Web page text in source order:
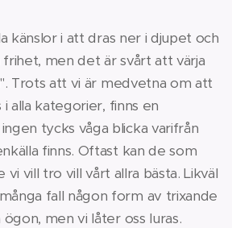
känslor i att dras ner i djupet och
frihet, men det är svårt att värja
Trots att vi är medvetna om att
alla kategorier, finns en
tycks våga blicka varifrån
finns. Oftast kan de som
vi vill tro vill vårt allra bästa. Likväl
fall någon form av trixande
men vi låter oss luras.